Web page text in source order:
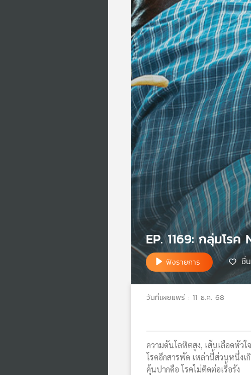
EP. 1169: กลุ่มโร
ฟังรายการ ชื่
วันที่เผยแพร่ : 11 ธ.ค. 68
ความดันโลหิตสูง, เส้นเลือดหัว
โรคอีกสารพัด เหล่านี้ส่วนหนึ่งเ
คุ้นปากคือ โรคไม่ติดต่อเรื้อรัง